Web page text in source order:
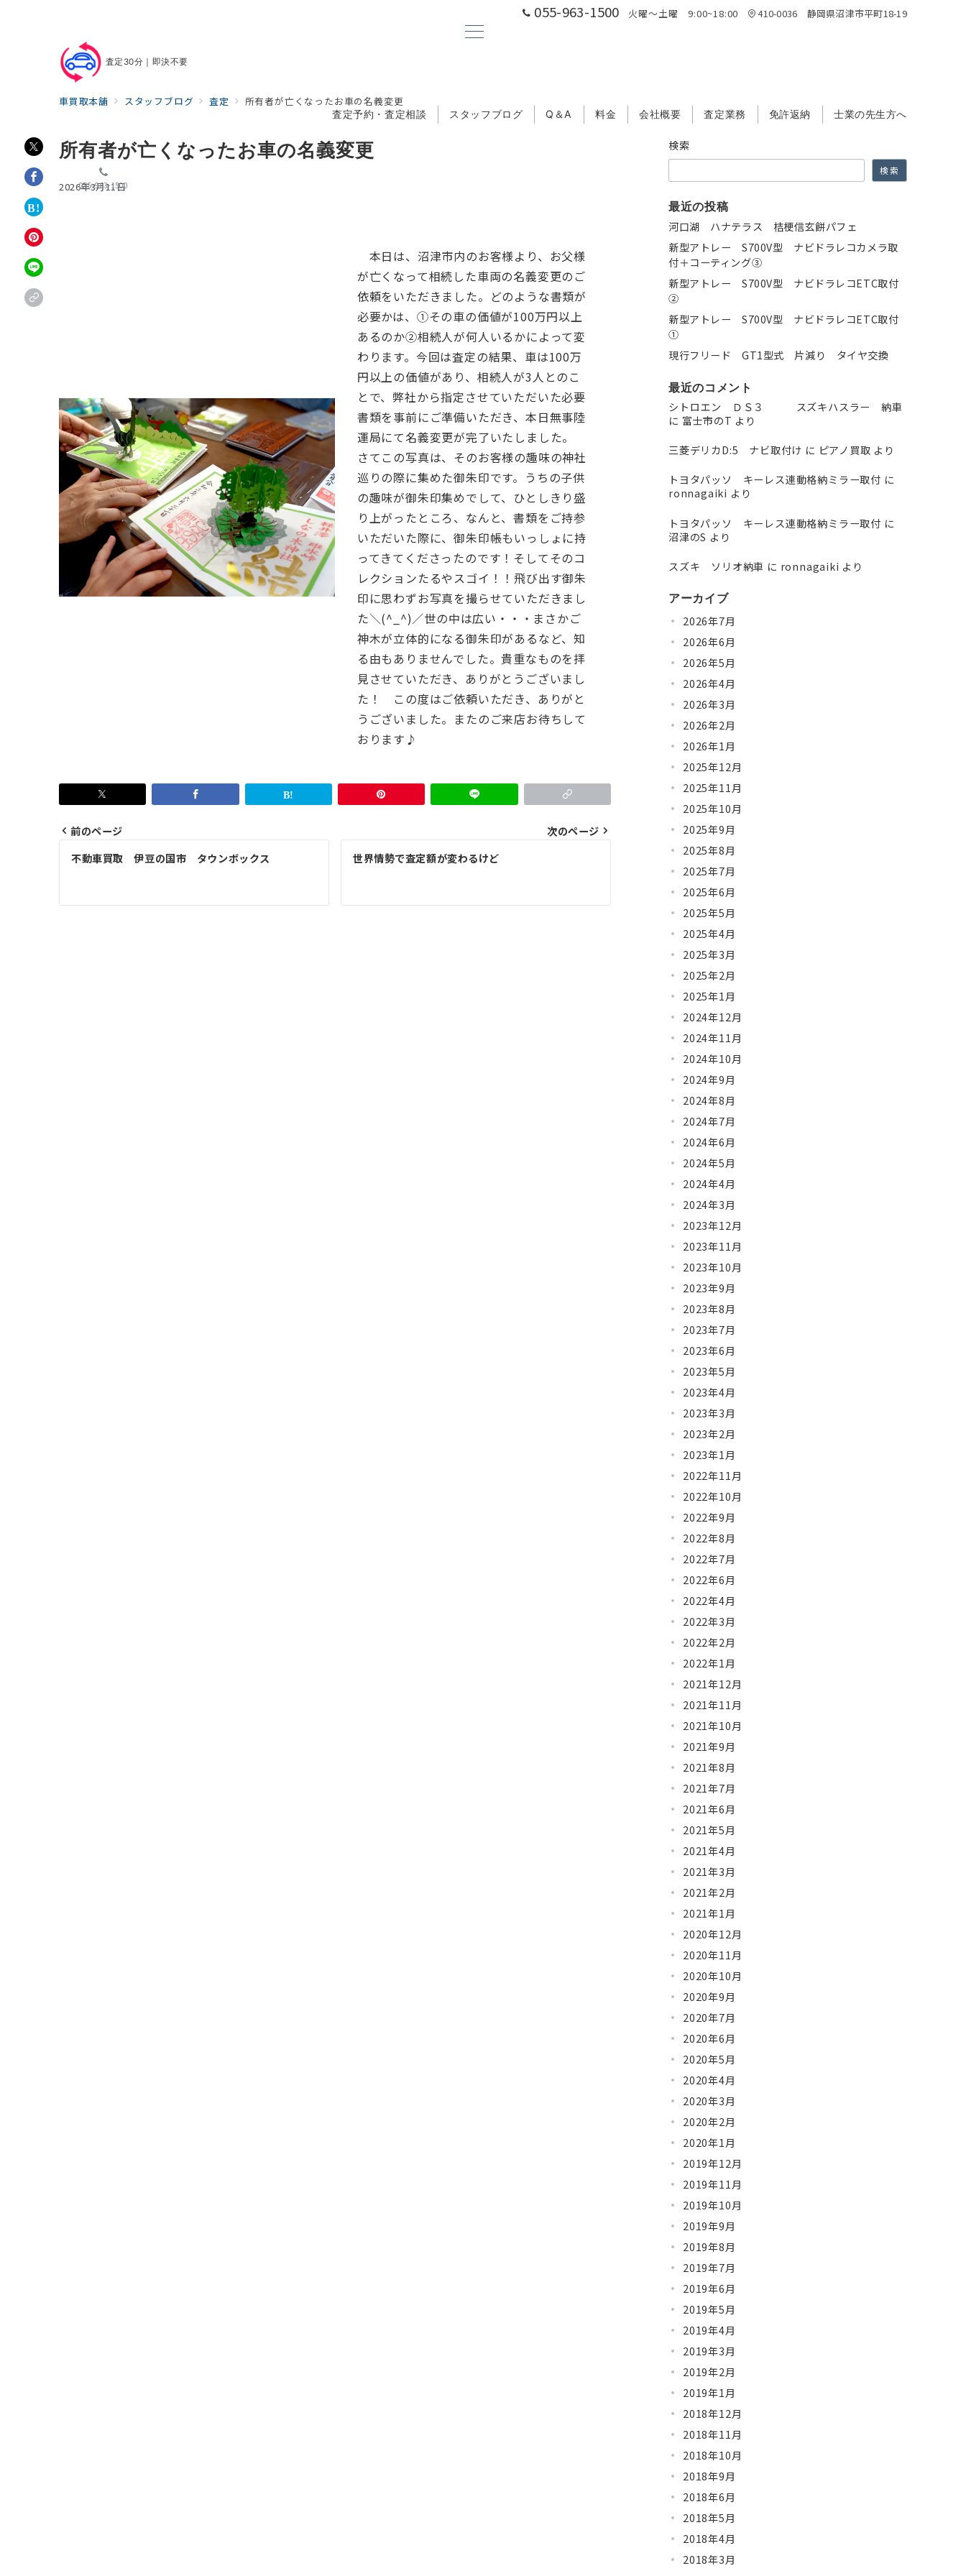
055-963-1500 火曜～土曜 9:00~18:00 410-0036 静岡県沼津市平町18-19
査定30分｜即決不要
査定予約・査定相談 スタッフブログ Q＆A 料金 会社概要 査定業務 免許返納 士業の先生方へ
055-963-1500
車買取本舗 スタッフブログ 査定 所有者が亡くなったお車の名義変更
所有者が亡くなったお車の名義変更
2026年3月11日
本日は、沼津市内のお客様より、お父様
が亡くなって相続した車両の名義変更のご
依頼をいただきました。どのような書類が
必要かは、 ①その車の価値が100万円以上
あるのか②相続人が何人いるかによって変
わります。今回は査定の結果、車は100万
円以上の価値があり、相続人が3人とのこ
とで、弊社から指定させていただいた必要
書類を事前にご準備いただき、本日無事陸
運局にて名義変更が完了いたしました。
さてこの写真は、そのお客様の趣味の神社
巡りの際に集めた御朱印です。うちの子供
の趣味が御朱印集めでして、ひとしきり盛
り上がったところ、なんと、書類をご持参
いただいた際に、御朱印帳もいっしょに持
ってきてくださったのです！そしてそのコ
レクションたるやスゴイ！！飛び出す御朱
印に思わずお写真を撮らせていただきまし
た＼(^_^)／世の中は広い・・・まさかご
神木が立体的になる御朱印があるなど、知
る由もありませんでした。貴重なものを拝
見させていただき、ありがとうございまし
た！
この度はご依頼いただき、ありがと
うございました。またのご来店お待ちして
おります♪
投
前のページ
不動車買取 伊豆の国市 タウンボックス
次のページ
世界情勢で査定額が変わるけど
検索
検索
最近の投稿
河口湖 ハナテラス 桔梗信玄餅パフェ
新型アトレー S700V型 ナビドラレコカメラ取
付＋コーティング③
新型アトレー S700V型 ナビドラレコETC取付
②
新型アトレー S700V型 ナビドラレコETC取付
①
現行フリード GT1型式 片減り タイヤ交換
最近のコメント
シトロエン ＤＳ３ スズキハスラー 納車
に 富士市のT より
三菱デリカD:5 ナビ取付け に ピアノ買取 より
トヨタパッソ キーレス連動格納ミラー取付 に
ronnagaiki より
トヨタパッソ キーレス連動格納ミラー取付 に
沼津のS より
スズキ ソリオ納車 に ronnagaiki より
アーカイブ
2026年7月
2026年6月
2026年5月
2026年4月
2026年3月
2026年2月
2026年1月
2025年12月
2025年11月
2025年10月
2025年9月
2025年8月
2025年7月
2025年6月
2025年5月
2025年4月
2025年3月
2025年2月
2025年1月
2024年12月
2024年11月
2024年10月
2024年9月
2024年8月
2024年7月
2024年6月
2024年5月
2024年4月
2024年3月
2023年12月
2023年11月
2023年10月
2023年9月
2023年8月
2023年7月
2023年6月
2023年5月
2023年4月
2023年3月
2023年2月
2023年1月
2022年11月
2022年10月
2022年9月
2022年8月
2022年7月
2022年6月
2022年4月
2022年3月
2022年2月
2022年1月
2021年12月
2021年11月
2021年10月
2021年9月
2021年8月
2021年7月
2021年6月
2021年5月
2021年4月
2021年3月
2021年2月
2021年1月
2020年12月
2020年11月
2020年10月
2020年9月
2020年7月
2020年6月
2020年5月
2020年4月
2020年3月
2020年2月
2020年1月
2019年12月
2019年11月
2019年10月
2019年9月
2019年8月
2019年7月
2019年6月
2019年5月
2019年4月
2019年3月
2019年2月
2019年1月
2018年12月
2018年11月
2018年10月
2018年9月
2018年6月
2018年5月
2018年4月
2018年3月
お問合せ電話番号
055-963-1500